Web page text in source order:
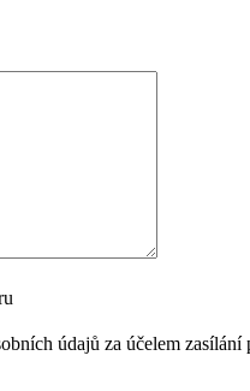
údajů za účelem